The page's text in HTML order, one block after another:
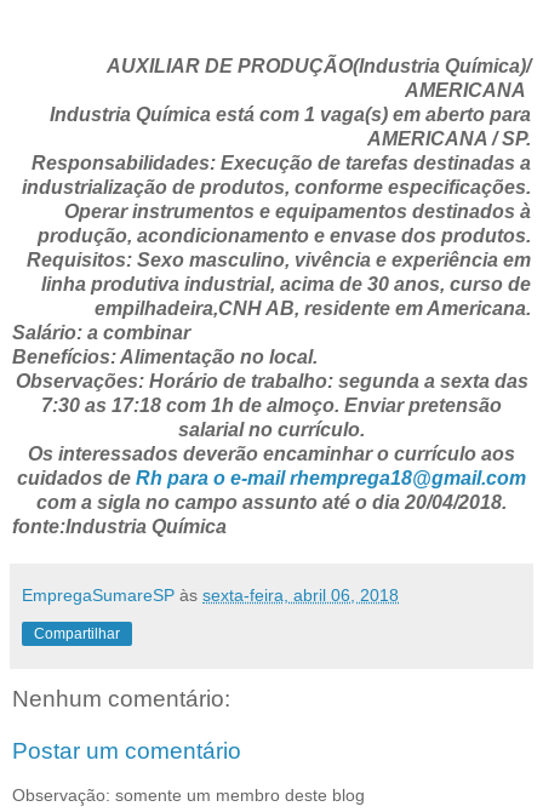
AUXILIAR DE PRODUÇÃO(Industria Química)/
AMERICANA
Industria Química está com 1 vaga(s) em aberto para
AMERICANA / SP.
Responsabilidades: Execução de tarefas destinadas a
industrialização de produtos, conforme especificações.
Operar instrumentos e equipamentos destinados à
produção, acondicionamento e envase dos produtos.
Requisitos: Sexo masculino, vivência e experiência em
linha produtiva industrial, acima de 30 anos, curso de
empilhadeira,CNH AB, residente em Americana.
Salário: a combinar
Benefícios: Alimentação no local.
Observações: Horário de trabalho: segunda a sexta das
7:30 as 17:18 com 1h de almoço. Enviar pretensão
salarial no currículo.
Os interessados deverão encaminhar o currículo aos
cuidados de Rh para o e-mail rhemprega18@gmail.com
com a sigla no campo assunto até o dia 20/04/2018.
fonte:Industria Química
EmpregaSumareSP às sexta-feira, abril 06, 2018
Compartilhar
Nenhum comentário:
Postar um comentário
Observação: somente um membro deste blog